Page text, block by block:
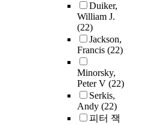
Duiker,
William J.
(22)
Jackson,
Francis (22)
Minorsky,
Peter V (22)
Serkis,
Andy (22)
피터 잭